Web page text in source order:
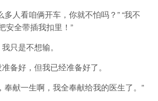
多人看咱俩开车，你就不怕吗？” “我不
安全带插我扣里！”
只是不想输。
备好，但我已经准备好了。
奉献一生啊，我全奉献给我的医生了。”